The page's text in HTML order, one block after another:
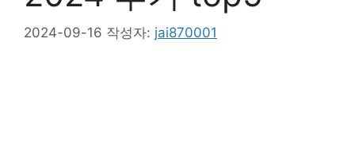
2024-09-16 작성자: jai870001